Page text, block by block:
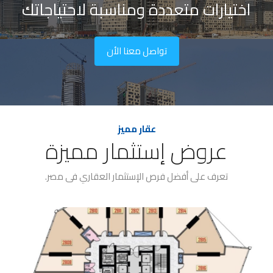
اختيارات متعددة ومناسبة لاحتياجاتك
تواصل معنا الأن
عقار مميز
عروض إستثمار مميزة
تعرف على أفضل فرص الإستثمار العقاري فى مصر.